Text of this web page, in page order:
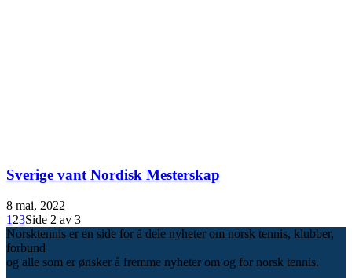
Sverige vant Nordisk Mesterskap
8 mai, 2022
1 23Side 2 av 3
Norsktennis er en side for å dele nyheter om norsk tennis, klubber,
forbund
og alle som er ønsker å fremme nyheter om og for norsk tennis.